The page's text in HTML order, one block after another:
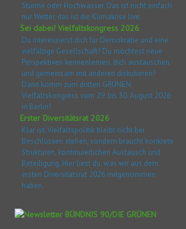
Stürme oder Hochwasser. Das ist nicht einfach
nur Wetter, das ist die Klimakrise live.
Sei dabei! Vielfaltskongress 2026
Du interessierst dich für Demokratie und eine
vielfältige Gesellschaft? Du möchtest neue
Perspektiven kennenlernen, dich austauschen
und gemeinsam mit anderen diskutieren?
Dann komm zum dritten GRÜNEN
Vielfaltskongress vom 29. bis 30. August 2026
in Berlin!
Erster Diversitätsrat 2026
Klar ist: Vielfaltspolitik bleibt nicht bei
Beschlüssen stehen, sondern braucht konkrete
Strukturen, kontinuierlichen Austausch und
Beteiligung. Hier liest du, was wir aus dem
ersten Diversitätsrat 2026 mitgenommen
haben.